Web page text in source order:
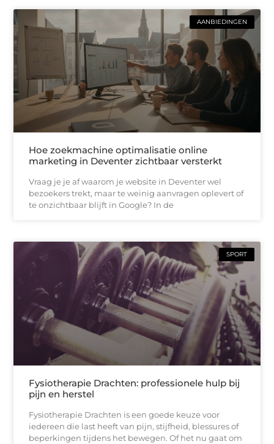
AANBIEDINGEN
Hoe zoekmachine optimalisatie online
marketing in Deventer zichtbaar versterkt
Vraag je je af waarom je website in Deventer wel
bezoekers trekt, maar te weinig aanvragen oplevert of
te onzichtbaar blijft in Google? In de
SPORT
Fysiotherapie Drachten: professionele hulp bij
pijn en herstel
Fysiotherapie Drachten is een goede keuze voor
iedereen die last heeft van pijn, stijfheid, blessures of
beperkingen tijdens het bewegen. Of het nu gaat om